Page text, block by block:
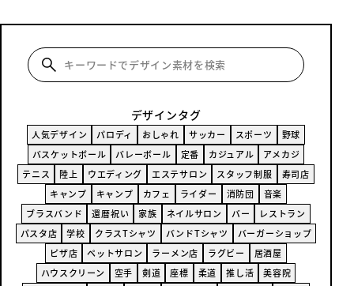
デザインタグ
人気デザイン パロディ おしゃれ サッカー スポーツ
野球
バスケットボール
バレーボール 定番 カジュアル
アメカジ
テニス
陸上 ウエディング エステサロン スタッフ制服
寿司店
キャンプ
キャンプ カフェ ライダー 消防団
音楽
ブラスバンド
還暦祝い 家族 ネイルサロン バー
レストラン
パスタ店
学校 クラスTシャツ バンドTシャツ
バーガーショップ
ピザ店
ペットサロン ラーメン店 ラグビー
居酒屋
ハウスクリーン
空手 剣道 座標 柔道 推し活
美容院